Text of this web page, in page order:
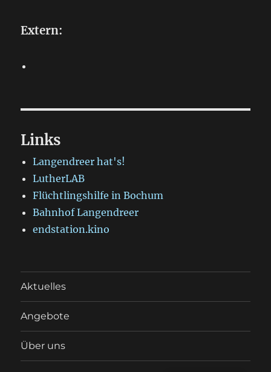
Extern:
Links
Langendreer hat's!
LutherLAB
Flüchtlingshilfe in Bochum
Bahnhof Langendreer
endstation.kino
Aktuelles
Angebote
Über uns